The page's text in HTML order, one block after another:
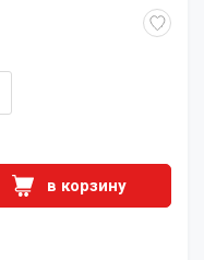
в корзину